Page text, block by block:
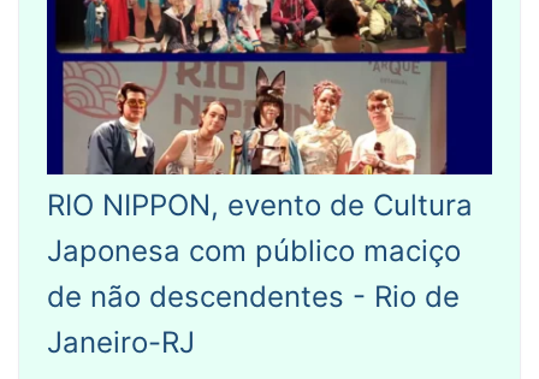
RIO NIPPON, evento de Cultura
Japonesa com público maciço
de não descendentes - Rio de
Janeiro-RJ